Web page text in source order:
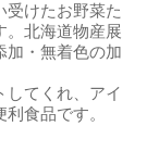
受けたお野菜た
。北海道物産展
加・無着色の加
してくれ、アイ
食品です。